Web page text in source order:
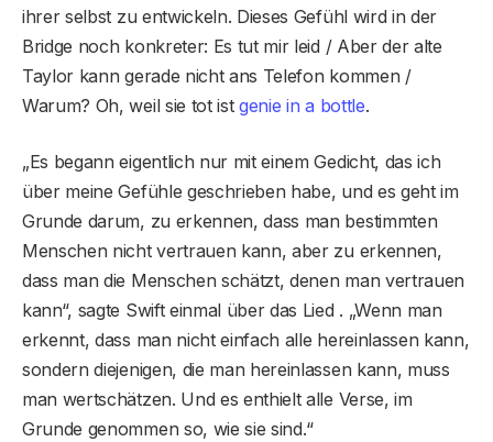
ihrer selbst zu entwickeln. Dieses Gefühl wird in der
Bridge noch konkreter: Es tut mir leid / Aber der alte
Taylor kann gerade nicht ans Telefon kommen /
Warum? Oh, weil sie tot istgenie in a bottle.
„Es begann eigentlich nur mit einem Gedicht, das ich
über meine Gefühle geschrieben habe, und es geht im
Grunde darum, zu erkennen, dass man bestimmten
Menschen nicht vertrauen kann, aber zu erkennen,
dass man die Menschen schätzt, denen man vertrauen
kann“, sagte Swift einmal über das Lied . „Wenn man
erkennt, dass man nicht einfach alle hereinlassen kann,
sondern diejenigen, die man hereinlassen kann, muss
man wertschätzen. Und es enthielt alle Verse, im
Grunde genommen so, wie sie sind.“